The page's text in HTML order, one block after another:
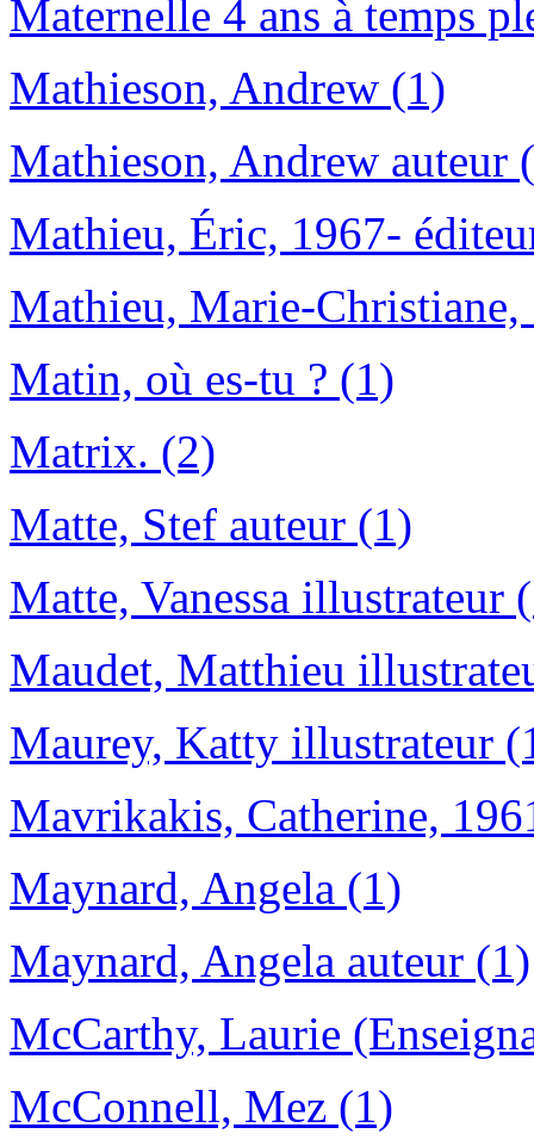
Maternelle 4 ans à temps
Mathieson, Andrew (1)
Mathieson, Andrew auteur
Mathieu, Éric, 1967-
Mathieu, Marie-
Matin, où es-tu ? (1)
Matrix. (2)
Matte, Stef auteur (1)
Matte, Vanessa illustrateur
Maudet, Matthieu
Maurey, Katty illustrateur
Mavrikakis, Catherine,
Maynard, Angela (1)
Maynard, Angela auteur (1)
McCarthy, Laurie
McConnell, Mez (1)